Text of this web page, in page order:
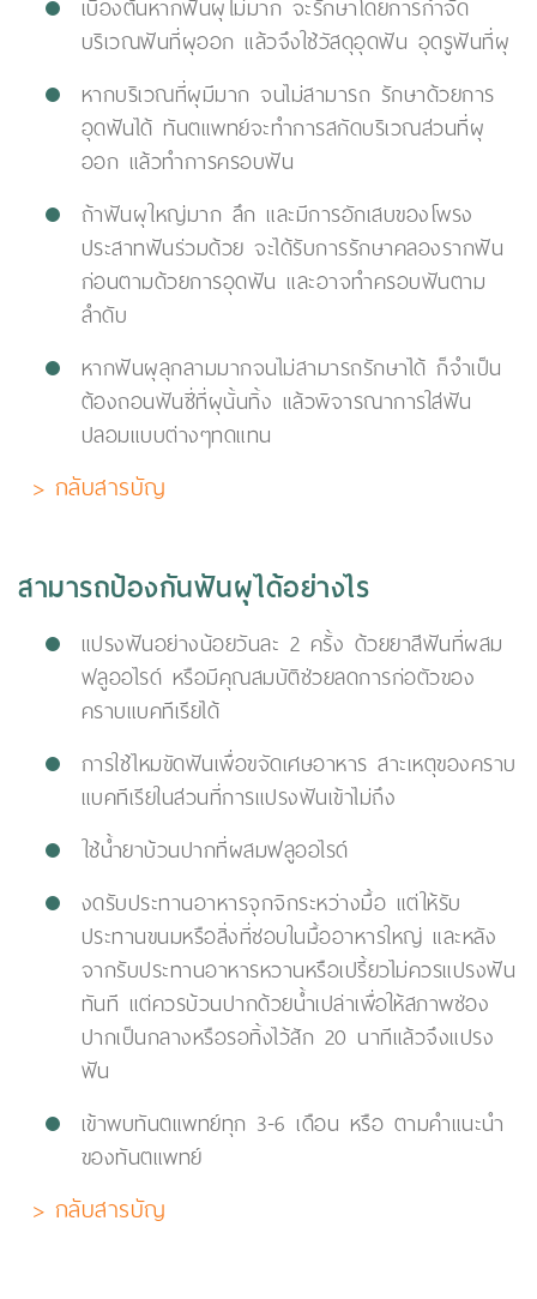
เบื้องต้นหากฟันผุไม่มาก จะรักษาโดยการกำจัด
บริเวณฟันที่ผุออก แล้วจึงใช้วัสดุอุดฟัน อุดรูฟันที่ผุ
หากบริเวณที่ผุมีมาก จนไม่สามารถ รักษาด้วยการ
อุดฟันได้ ทันตแพทย์จะทำการสกัดบริเวณส่วนที่ผุ
ออก แล้วทำการครอบฟัน
ถ้าฟันผุใหญ่มาก ลึก และมีการอักเสบของโพรง
ประสาทฟันร่วมด้วย จะได้รับการรักษาคลองรากฟัน
ก่อนตามด้วยการอุดฟัน และอาจทำครอบฟันตาม
ลำดับ
หากฟันผุลุกลามมากจนไม่สามารถรักษาได้ ก็จำเป็น
ต้องถอนฟันซี่ที่ผุนั้นทิ้ง แล้วพิจารณาการใส่ฟัน
ปลอมแบบต่างๆทดแทน
> กลับสารบัญ
สามารถป้องกันฟันผุได้อย่างไร
แปรงฟันอย่างน้อยวันละ 2 ครั้ง ด้วยยาสีฟันที่ผสม
ฟลูออไรด์ หรือมีคุณสมบัติช่วยลดการก่อตัวของ
คราบแบคทีเรียได้
การใช้ไหมขัดฟันเพื่อขจัดเศษอาหาร สาะเหตุของคราบ
แบคทีเรียในส่วนที่การแปรงฟันเข้าไม่ถึง
ใช้น้ำยาบ้วนปากที่ผสมฟลูออไรด์
งดรับประทานอาหารจุกจิกระหว่างมื้อ แต่ให้รับ
ประทานขนมหรือสิ่งที่ชอบในมื้ออาหารใหญ่ และหลัง
จากรับประทานอาหารหวานหรือเปรี้ยวไม่ควรแปรงฟัน
ทันที แต่ควรบ้วนปากด้วยน้ำเปล่าเพื่อให้สภาพช่อง
ปากเป็นกลางหรือรอทิ้งไว้สัก 20 นาทีแล้วจึงแปรง
ฟัน
เข้าพบทันตแพทย์ทุก 3-6 เดือน หรือ ตามคำแนะนำ
ของทันตแพทย์
> กลับสารบัญ